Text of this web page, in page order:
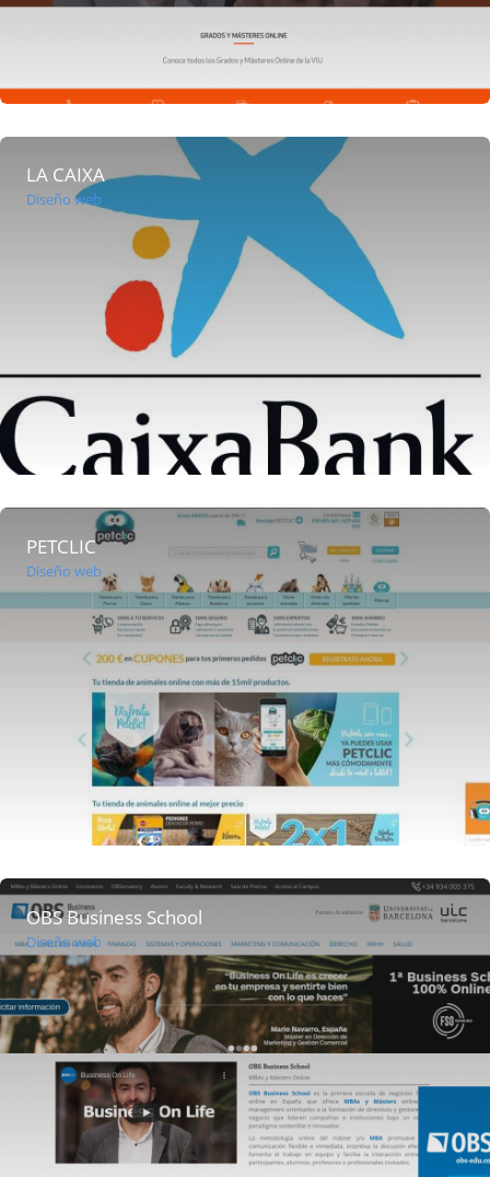
LA CAIXA
Diseño web
PETCLIC
Diseño web
OBS Business School
Diseño web